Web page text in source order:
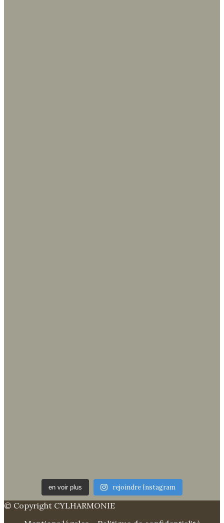
en voir plus rejoindre Instagram
© Copyright CYLHARMONIE